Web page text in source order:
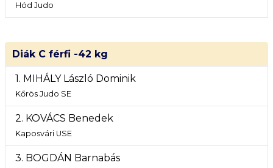
Hód Judo
Diák C férfi -42 kg
1. MIHÁLY László Dominik
Kőrös Judo SE
2. KOVÁCS Benedek
Kaposvári USE
3. BOGDÁN Barnabás